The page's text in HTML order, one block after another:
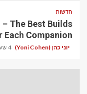
חדשות
The Best Builds
Each Companion
יוני כהן (Yoni Cohen) 4 שעות ago